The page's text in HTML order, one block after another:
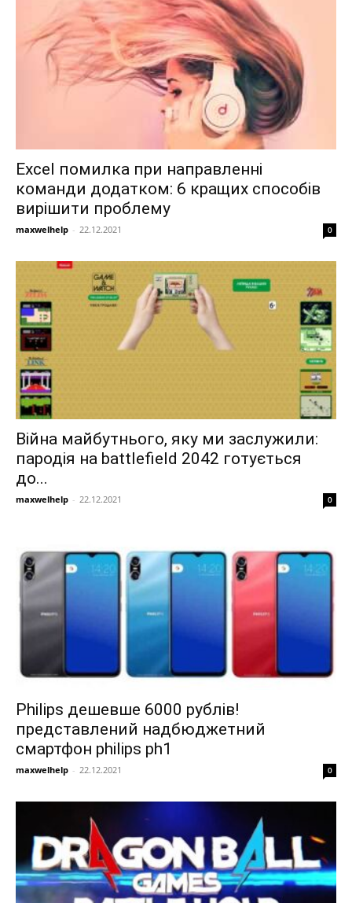
Excel помилка при направленні
команди додатком: 6 кращих способів
вирішити проблему
maxwelhelp - 22.12.2021 0
Війна майбутнього, яку ми заслужили:
пародія на battlefield 2042 готується
до...
maxwelhelp - 22.12.2021 0
Philips дешевше 6000 рублів!
представлений надбюджетний
смартфон philips ph1
maxwelhelp - 22.12.2021 0